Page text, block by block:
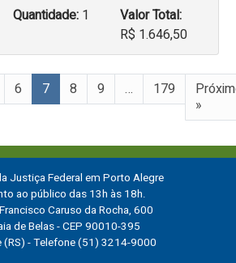
Quantidade: 1
Valor Total:
R$ 1.646,50
6 7 8 9 … 179
»
Justiça Federal em Porto Alegre
ao público das 13h às 18h.
Caruso da Rocha, 600
de Belas - CEP 90010-395
(RS) - Telefone (51) 3214-9000